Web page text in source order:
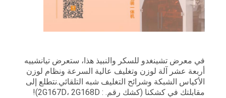
في معرض تشينغدو للسكر والنبيذ هذا، ستعرض تيانشييه
أربعة عشر آلة لوزن وتغليف عالية السرعة ونظام لوزن
الأكياس الشبكة وشرائح التغليف شبه التلقائي.نتطلع إلى
مقابلتك في كشكنا (كشك رقم. : 2G167D، 2G168D)!